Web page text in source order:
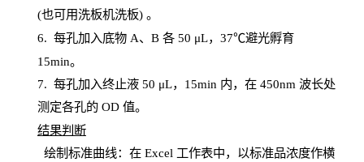
(也可用洗板机洗板) 。
6. 每孔加入底物A、B 各 50 μL，37℃避光孵育
15min。
7. 每孔加入终止液 50 μL， 15min 内，在450nm 波长处
测定各孔的 OD 值。
结果判断
绘制标准曲线：在 Excel 工作表中，以标准品浓度作横